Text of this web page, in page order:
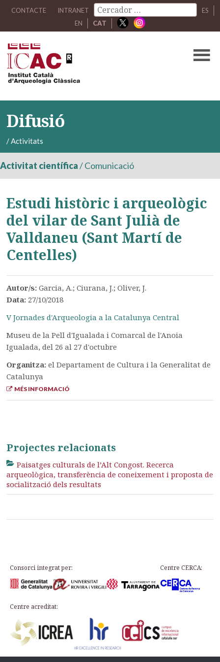
CONTACTE INTRANET
ES
EN
CAT
Difusió
/Activitats
Activitat científica/Comunicació
Estudi històric i arqueològic
del vilar de Sant Julià de
Valldaneu (Sant Martí de
Centelles)
Autor/s:Garcia, A.; Ciurana, J.; Oliver, J.
Data: 27/10/2018
V Jornades d'Arqueologia a la Catalunya Central
Museu de la Pell d'Igualada i Comarcal de l'Anoia
Igualada, del 26 al 27 d'octubre
Organitza:el Departament de Cultura i la Generalitat de
Catalunya
MÉS INFORMACIÓ
Projectes relacionats
Paisatges culturals de l’Alt Congost. Recerca
arqueològica, transferència de coneixement i proposta de
socialització dels resultats
Consorci integrat per: Centre CERCA:
Centre acreditat: